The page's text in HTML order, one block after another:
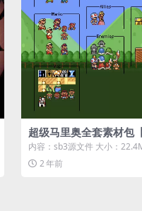
超级马里奥全套素材包
内容：sb3源文件 大小：
游客购买后无需登录即...
2 年前